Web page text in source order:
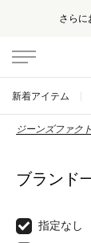
さらに
新着アイテム
ジーンズファク
ブランド
指定なし